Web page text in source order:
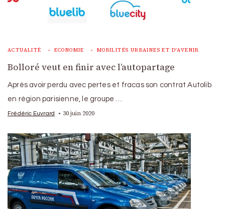
ACTUALITÉ ECONOMIE MOBILITÉS URBAINES ET D'AVENIR
Bolloré veut en finir avec l’autopartage
Après avoir perdu avec pertes et fracas son contrat Autolib
en région parisienne, le groupe …
Frédéric Euvrard 30 juin 2020